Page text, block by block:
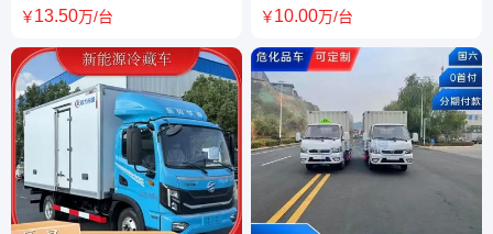
天锦100米喷雾车多功能抑尘车
￥13.50万/台
平板板长4.2米挖机拖车 工程机
￥10.00万/台